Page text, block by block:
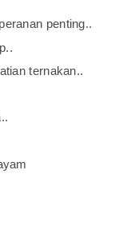
penting..
ternakan..